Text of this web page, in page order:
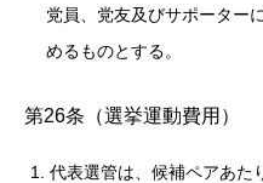
党員、党友及びサポーター
めるものとする。
第26条（選挙運動費用）
代表選管は、候補ペアあた